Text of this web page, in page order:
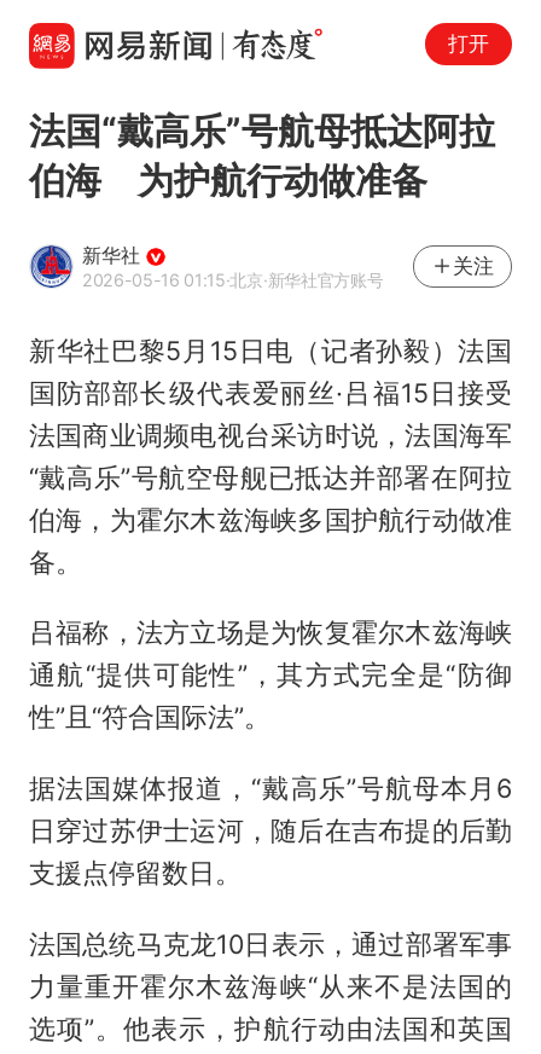
打开
法国“戴高乐”号航母抵达阿拉
伯海 为护航行动做准备
新华社
2026-05-16 01:15·北京·新华社官方账号
关注
新华社巴黎5月15日电（记者孙毅）法国
国防部部长级代表爱丽丝·吕福15日接受
法国商业调频电视台采访时说，法国海军
“戴高乐”号航空母舰已抵达并部署在阿拉
伯海，为霍尔木兹海峡多国护航行动做准
备。
吕福称，法方立场是为恢复霍尔木兹海峡
通航“提供可能性”，其方式完全是“防御
性”且“符合国际法”。
据法国媒体报道，“戴高乐”号航母本月6
日穿过苏伊士运河，随后在吉布提的后勤
支援点停留数日。
法国总统马克龙10日表示，通过部署军事
力量重开霍尔木兹海峡“从来不是法国的
选项”。他表示，护航行动由法国和英国